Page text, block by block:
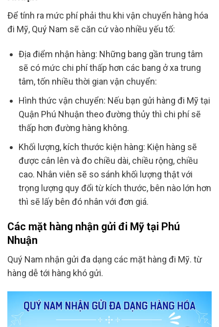
Để tính ra mức phí phải thu khi vận chuyển hàng hóa
đi Mỹ, Quý Nam sẽ căn cứ vào nhiều yếu tố:
Địa điểm nhận hàng: Những bang gần trung tâm
sẽ có mức chi phí thấp hơn các bang ở xa trung
tâm, tốn nhiều thời gian vận chuyển:
Hình thức vận chuyển: Nếu bạn gửi hàng đi Mỹ tại
Quận Phú Nhuận theo đường thủy thì chi phí sẽ
thấp hơn đường hàng không.
Khối lượng, kích thước kiện hàng: Kiện hàng sẽ
được cân lên và đo chiều dài, chiều rộng, chiều
cao. Nhân viên sẽ so sánh khối lượng thật với
trọng lượng quy đổi từ kích thước, bên nào lớn hơn
thì sẽ lấy bên đó nhân với đơn giá.
Các mặt hàng nhận gửi đi Mỹ tại Phú
Nhuận
Quý Nam nhận gửi đa dạng các mặt hàng đi Mỹ. từ
hàng dễ tới hàng khó gửi.